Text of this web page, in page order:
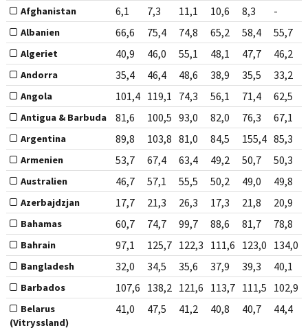
Afghanistan 6,1 7,3 11,1 10,6 8,3 -
Albanien 66,6 75,4 74,8 65,2 58,4 55,7
Algeriet 40,9 46,0 55,1 48,1 47,7 46,2
Andorra 35,4 46,4 48,6 38,9 35,5 33,2
Angola 101,4 119,1 74,3 56,1 71,4 62,5
Antigua & Barbuda 81,6 100,5 93,0 82,0 76,3 67,1
Argentina 89,8 103,8 81,0 84,5 155,4 85,3
Armenien 53,7 67,4 63,4 49,2 50,7 50,3
Australien 46,7 57,1 55,5 50,2 49,0 49,8
Azerbajdzjan 17,7 21,3 26,3 17,3 21,8 20,9
Bahamas 60,7 74,7 99,7 88,6 81,7 78,8
Bahrain 97,1 125,7 122,3 111,6 123,0 134,0
Bangladesh 32,0 34,5 35,6 37,9 39,3 40,1
Barbados 107,6 138,2 121,6 113,7 111,5 102,9
Belarus
(Vitryssland)
41,0 47,5 41,2 40,8 40,7 44,4